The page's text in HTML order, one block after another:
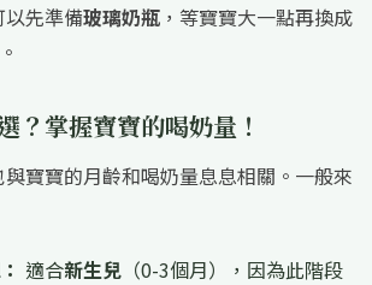
先準備玻璃奶瓶 ，等寶寶大一點再換成
。
？掌握寶寶的喝奶量！
寶寶的月齡和喝奶量息息相關。一般來
適合新生兒 （0-3個月），因為此階段